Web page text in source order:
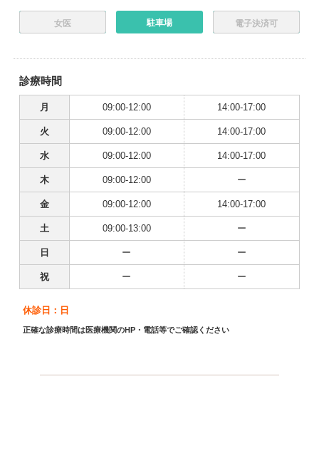
女医 駐車場 電子決済可
診療時間
月 09:00-12:00 14:00-17:00
火 09:00-12:00 14:00-17:00
水 09:00-12:00 14:00-17:00
木 09:00-12:00 ー
金 09:00-12:00 14:00-17:00
土 09:00-13:00 ー
日 ー ー
祝 ー ー
休診日：日
正確な診療時間は医療機関のHP・電話等でご確認ください